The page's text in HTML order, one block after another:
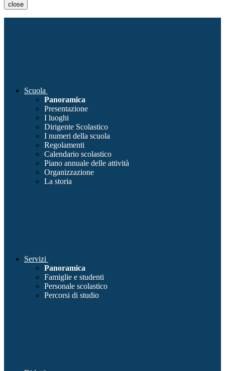
close
Scuola
Panoramica
Presentazione
I luoghi
Dirigente Scolastico
I numeri della scuola
Regolamenti
Calendario scolastico
Piano annuale delle attività
Organizzazione
La storia
Servizi
Panoramica
Famiglie e studenti
Personale scolastico
Percorsi di studio